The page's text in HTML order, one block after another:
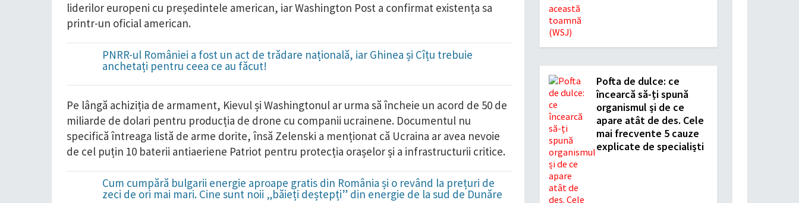
liderilor europeni cu președintele american, iar Washington Post a confirmat existența sa
printr-un oficial american.
PNRR-ul României a fost un act de trădare națională, iar Ghinea și Cîțu trebuie
anchetați pentru ceea ce au făcut!
Pe lângă achiziția de armament, Kievul și Washingtonul ar urma să încheie un acord de 50 de
miliarde de dolari pentru producția de drone cu companii ucrainene. Documentul nu
specifică întreaga listă de arme dorite, însă Zelenski a menționat că Ucraina ar avea nevoie
de cel puțin 10 baterii antiaeriene Patriot pentru protecția orașelor și a infrastructurii critice.
Cum cumpără bulgarii energie aproape gratis din România și o revând la prețuri de
zeci de ori mai mari. Cine sunt noii „băieți deștepți” din energie de la sud de Dunăre
Pofta de dulce: ce
încearcă să-ți spună
organismul și de ce
apare atât de des. Cele
mai frecvente 5 cauze
explicate de specialiști